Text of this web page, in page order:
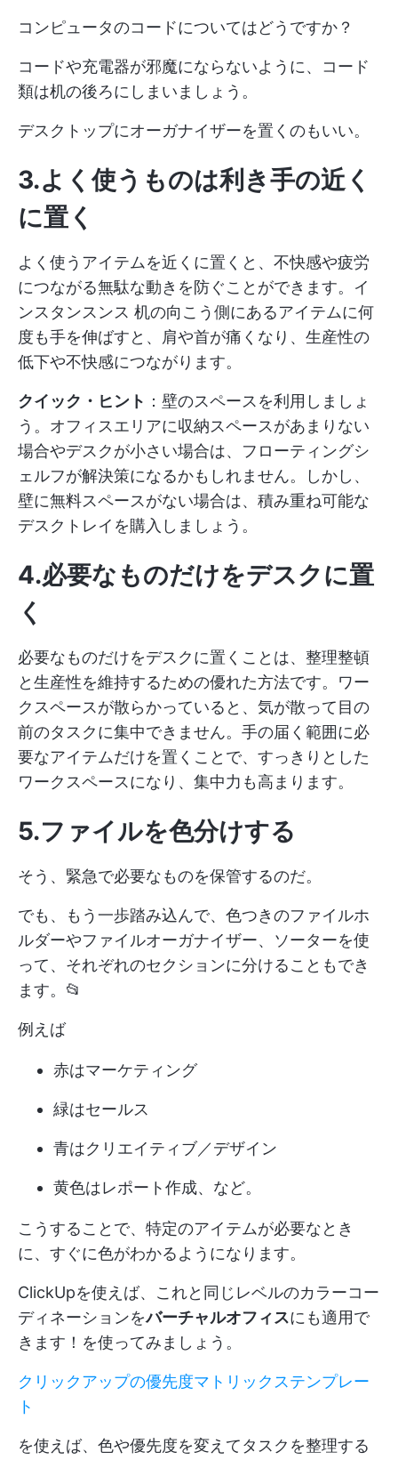
コンピュータのコードについてはどうですか？
コードや充電器が邪魔にならないように、コード
類は机の後ろにしまいましょう。
デスクトップにオーガナイザーを置くのもいい。
3.よく使うものは利き手の近く
に置く
よく使うアイテムを近くに置くと、不快感や疲労
につながる無駄な動きを防ぐことができます。イ
ンスタンスンス 机の向こう側にあるアイテムに何
度も手を伸ばすと、肩や首が痛くなり、生産性の
低下や不快感につながります。
クイック・ヒント ：壁のスペースを利用しましょ
う。オフィスエリアに収納スペースがあまりない
場合やデスクが小さい場合は、フローティングシ
ェルフが解決策になるかもしれません。しかし、
壁に無料スペースがない場合は、積み重ね可能な
デスクトレイを購入しましょう。
4.必要なものだけをデスクに置
く
必要なものだけをデスクに置くことは、整理整頓
と生産性を維持するための優れた方法です。ワー
クスペースが散らかっていると、気が散って目の
前のタスクに集中できません。手の届く範囲に必
要なアイテムだけを置くことで、すっきりとした
ワークスペースになり、集中力も高まります。
5.ファイルを色分けする
そう、緊急で必要なものを保管するのだ。
でも、もう一歩踏み込んで、色つきのファイルホ
ルダーやファイルオーガナイザー、ソーターを使
って、それぞれのセクションに分けることもでき
ます。📂
例えば
赤はマーケティング
緑はセールス
青はクリエイティブ／デザイン
黄色はレポート作成、など。
こうすることで、特定のアイテムが必要なとき
に、すぐに色がわかるようになります。
ClickUpを使えば、これと同じレベルのカラーコー
ディネーションをバーチャルオフィスにも適用で
きます！を使ってみましょう。
クリックアップの優先度マトリックステンプレー
ト
を使えば、色や優先度を変えてタスクを整理する